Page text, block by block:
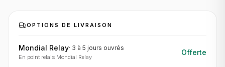
OPTIONS DE LIVRAISON
Mondial Relay· 3 à 5 jours ouvrés
En point relais Mondial Relay
Offerte